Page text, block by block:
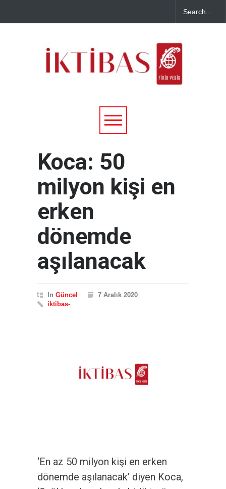
Koca: 50
milyon kişi en
erken
dönemde
aşılanacak
In Güncel
7 Aralık 2020
iktibas-
‘En az 50 milyon kişi en erken
dönemde aşılanacak’ diyen Koca,